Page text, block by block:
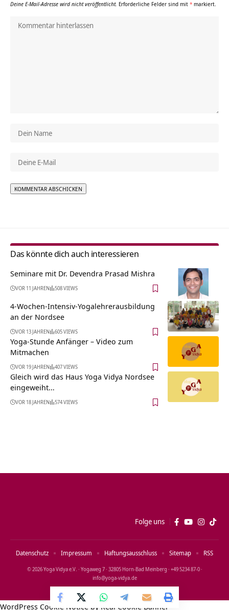
Deine E-Mail-Adresse wird nicht veröffentlicht. Erforderliche Felder sind mit * markiert.
Das könnte dich auch interessieren
Seminare mit Dr. Devendra Prasad Mishra
VOR 11 JAHREN 508 VIEWS
4-Wochen-Intensiv-Yogalehrerausbildung
an der Nordsee
VOR 13 JAHREN 605 VIEWS
Yoga-Stunde Anfänger – Video zum
Mitmachen
VOR 19 JAHREN 407 VIEWS
Gleich wird das Haus Yoga Vidya Nordsee
eingeweiht…
VOR 18 JAHREN 574 VIEWS
Folge uns
© 2026 Yoga Vidya e.V. · Yogaweg 7 · 32805 Horn‑Bad Meinberg · +49 5234 87‑0 ·
info@yoga‑vidya.de
Datenschutz Impressum Haftungsausschluss Sitemap RSS
WordPress Cookie Notice by Real Cookie Banner